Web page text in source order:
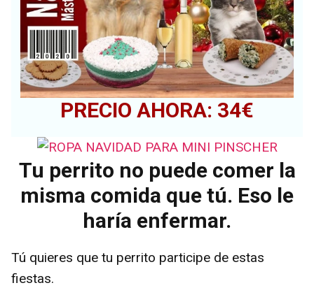
PRECIO AHORA: 34€
Tu perrito no puede comer la
misma comida que tú. Eso le
haría enfermar.
Tú quieres que tu perrito participe de estas
fiestas.